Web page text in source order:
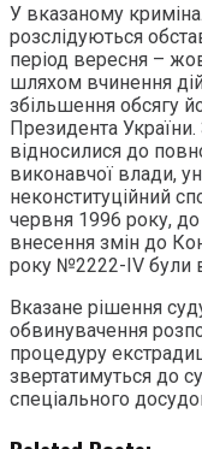
У вказаному
розслідуються
період вересня –
шляхом вчинення
збільшення обсягу
Президента
відносилися до
виконавчої влади,
неконституційний
червня 1996 року,
внесення змін до
року №2222-IV були
Вказане рішення
обвинувачення
процедуру
звертатимуться до
спеціального